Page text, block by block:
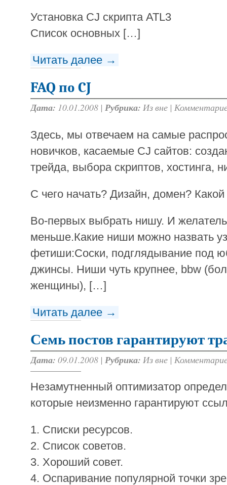
Установка CJ скрипта ATL3
Список основных […]
Читать далее →
FAQ по CJ
Дата: 10.01.2008 | Рубрика: Из вне |
Здесь, мы отвечаем на самые
новичков, касаемые CJ сайтов:
трейда, выбора скриптов, хостинга,
С чего начать? Дизайн, домен?
Во-первых выбрать нишу. И
меньше.Какие ниши можно назвать
фетиши:Соски, подглядывание под
джинсы. Ниши чуть крупнее, bbw
женщины), […]
Читать далее →
Семь постов гарантируют
Дата: 09.01.2008 | Рубрика: Из вне |
Незамутненный оптимизатор
которые неизменно гарантируют
1. Списки ресурсов.
2. Список советов.
3. Хороший совет.
4. Оспаривание популярной точки